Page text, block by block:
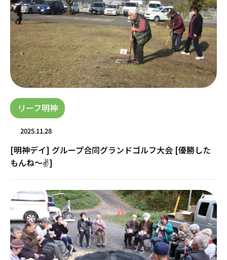
リーフ明神
2025.11.28
[明神デイ] グループ合同グランドゴルフ大会 [優勝した
もんね～✌]